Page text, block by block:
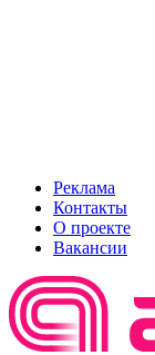
Реклама
Контакты
О проекте
Вакансии